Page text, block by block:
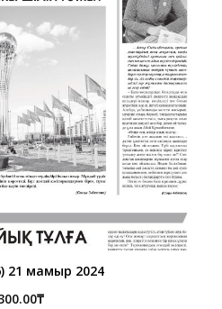
21 мамыр 2024
₸